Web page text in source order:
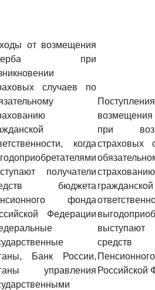
от возмещения
при
случаев по
когда
получатели
бюджета
фонда
Федерации
Банк России,
управления
при
страховых
страхованию
гражданской
выступают
средств
Российской